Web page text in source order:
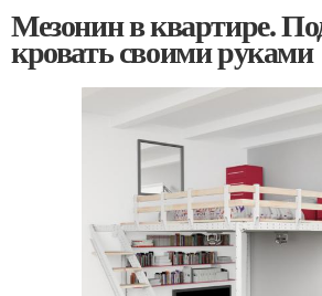
Мезонин в квартире.
кровать своими руками